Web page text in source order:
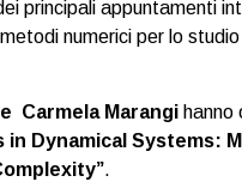
principali appuntamenti
numerici per lo
Carmela Marangi hanno
Dynamical Systems:
.